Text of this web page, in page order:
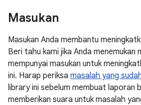
Masukan
Masukan Anda membantu
Beri tahu kami jika Anda menemukan
mempunyai masukan untuk
ini. Harap periksa masalah yang
library ini sebelum membuat laporan
memberikan suara untuk masalah